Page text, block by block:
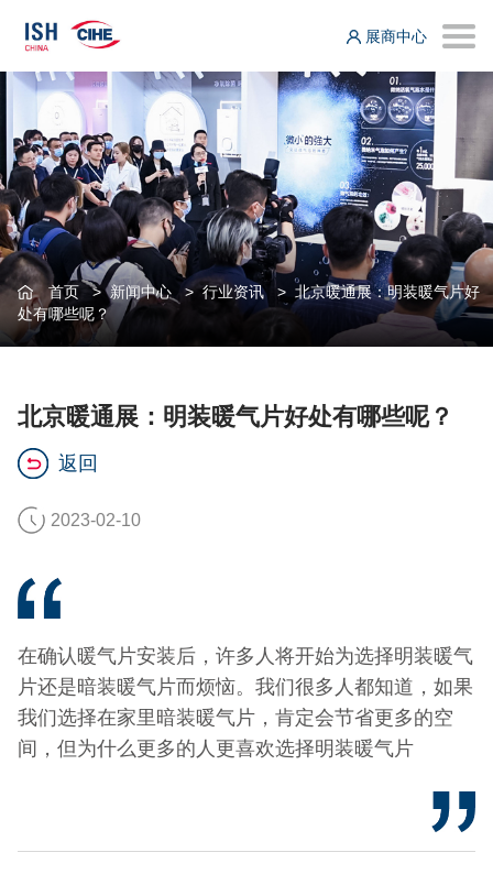
展商中心
首页>新闻中心>行业资讯> 北京暖通展：明装暖气片好
处有哪些呢？
北京暖通展：明装暖气片好处有哪些呢？
返回
2023-02-10
在确认暖气片安装后，许多人将开始为选择明装暖气
片还是暗装暖气片而烦恼。我们很多人都知道，如果
我们选择在家里暗装暖气片，肯定会节省更多的空
间，但为什么更多的人更喜欢选择明装暖气片